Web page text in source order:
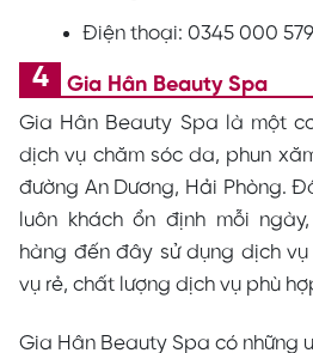
Điện thoại: 0345 000 579
Gia Hân Beauty Spa
Gia Hân Beauty Spa là một
dịch vụ chăm sóc da, phun
đường An Dương, Hải Phòng.
luôn khách ổn định mỗi
hàng đến đây sử dụng dịch
vụ rẻ, chất lượng dịch vụ phù
Gia Hân Beauty Spa có những